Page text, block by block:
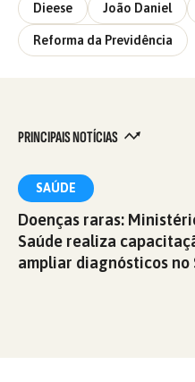
Dieese João Daniel
Reforma da Previdência
PRINCIPAIS NOTÍCIAS
SAÚDE
Doenças raras:
Saúde realiza
ampliar diagnósticos no